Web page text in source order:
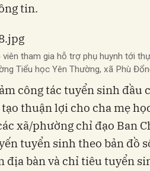
tin.
viên tham gia hỗ trợ phụ huynh tới
Tiểu học Yên Thường, xã Phù
công tác tuyển sinh đầu
thuận lợi cho cha mẹ
xã/phường chỉ đạo Ban
tuyển sinh theo bản đồ
địa bàn và chỉ tiêu tuyển